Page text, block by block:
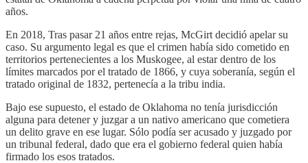
años.
En 2018, Tras pasar 21 años entre rejas, McGirt decidió apelar su
caso. Su argumento legal es que el crimen había sido cometido en
territorios pertenecientes a los Muskogee, al estar dentro de los
límites marcados por el tratado de 1866, y cuya soberanía, según el
tratado original de 1832, pertenecía a la tribu india.
Bajo ese supuesto, el estado de Oklahoma no tenía jurisdicción
alguna para detener y juzgar a un nativo americano que cometiera
un delito grave en ese lugar. Sólo podía ser acusado y juzgado por
un tribunal federal, dado que era el gobierno federal quien había
firmado los esos tratados.